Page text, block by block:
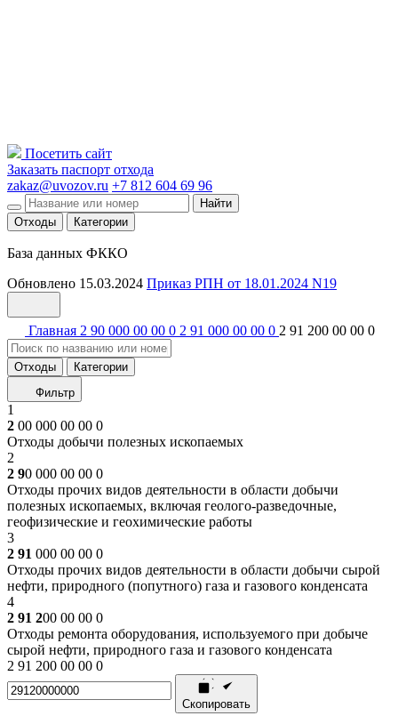
Посетить сайт
Заказать паспорт отхода
zakaz@uvozov.ru +7 812 604 69 96
Найти
Отходы
Категории
База данных ФККО
Обновлено 15.03.2024 Приказ РПН от 18.01.2024 N19
Главная 2 90 000 00 00 0 2 91 000 00 00 0 2 91 200 00 00 0
Отходы
Категории
Фильтр
1
2 00 000 00 00 0
Отходы добычи полезных ископаемых
2
2 90 000 00 00 0
Отходы прочих видов деятельности в области добычи
полезных ископаемых, включая геолого-разведочные,
геофизические и геохимические работы
3
2 91 000 00 00 0
Отходы прочих видов деятельности в области добычи сырой
нефти, природного (попутного) газа и газового конденсата
4
2 91 200 00 00 0
Отходы ремонта оборудования, используемого при добыче
сырой нефти, природного газа и газового конденсата
2 91 200 00 00 0
Скопировать